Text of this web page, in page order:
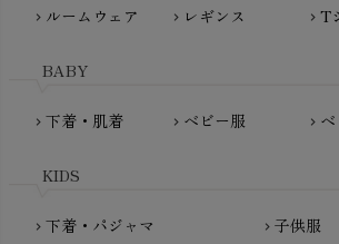
Haruulala（ハルウララ）
PeopleTree（ピープルツリー）
PRISTINE（プリスティン）
fromF（フロムエフ）
maggies（マギーズ）
MATONA（マトナ）
mini rodini（ミニロディーニ）
My Little Cozmo（マイリトルコズモ）
chevron_right ルームウェア chevron_right レギンス chevron_rightT
BABY
chevron_right 下着・肌着 chevron_right ベビー服 chevron_right
KIDS
chevron_right 下着・パジャマ chevron_right 子供服